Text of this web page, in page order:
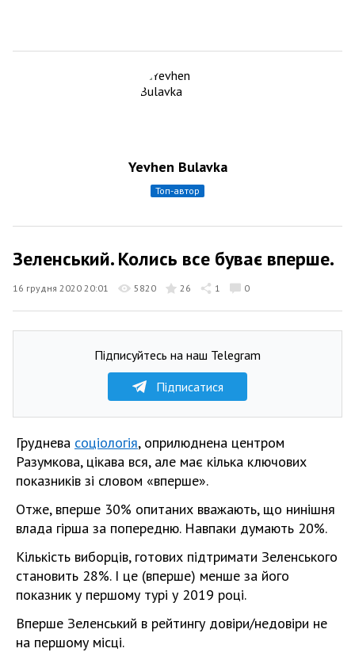
Yevhen Bulavka
топ-автор
Зеленський. Колись все буває вперше.
16 грудня 2020 20:01 5820 26 1 0
Підписуйтесь на наш Telegram
Підписатися
Груднева соціологія, оприлюднена центром
Разумкова, цікава вся, але має кілька ключових
показників зі словом «вперше».
Отже, вперше 30% опитаних вважають, що нинішня
влада гірша за попередню. Навпаки думають 20%.
Кількість виборців, готових підтримати Зеленського
становить 28%. І це (вперше) менше за його
показник у першому турі у 2019 році.
Вперше Зеленський в рейтингу довіри/недовіри не
на першому місці.